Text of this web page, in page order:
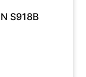
S918B